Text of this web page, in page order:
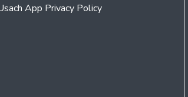
App Privacy Policy